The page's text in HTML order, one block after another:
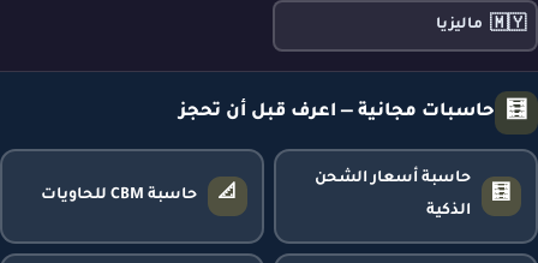
🇲🇾 ماليزيا
🧮 حاسبات مجانية — اعرف قبل أن تحجز
🧮
حاسبة أسعار الشحن
الذكية
📐 حاسبة CBM للحاويات